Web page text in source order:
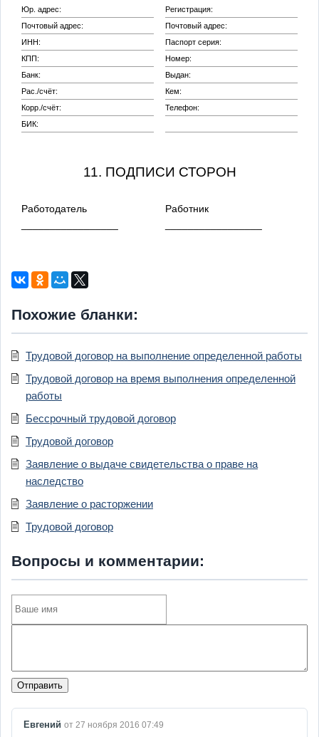
Юр. адрес:
Почтовый адрес:
ИНН:
КПП:
Банк:
Рас./счёт:
Корр./счёт:
БИК:
Регистрация:
Почтовый адрес:
Паспорт серия:
Номер:
Выдан:
Кем:
Телефон:
11. ПОДПИСИ СТОРОН
Работодатель
Работник
Похожие бланки:
Трудовой договор на выполнение определенной работы
Трудовой договор на время выполнения определенной
работы
Бессрочный трудовой договор
Трудовой договор
Заявление о выдаче свидетельства о праве на
наследство
Заявление о расторжении
Трудовой договор
Вопросы и комментарии:
Отправить
Евгений от 27 ноября 2016 07:49